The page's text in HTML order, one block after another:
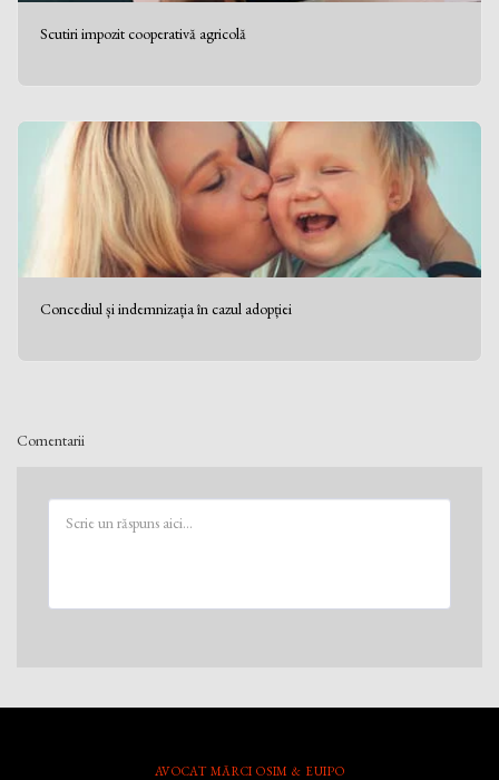
Scutiri impozit cooperativă agricolă
Concediul și indemnizația în cazul adopției
Comentarii
AVOCAT MĂRCI OSIM & EUIPO